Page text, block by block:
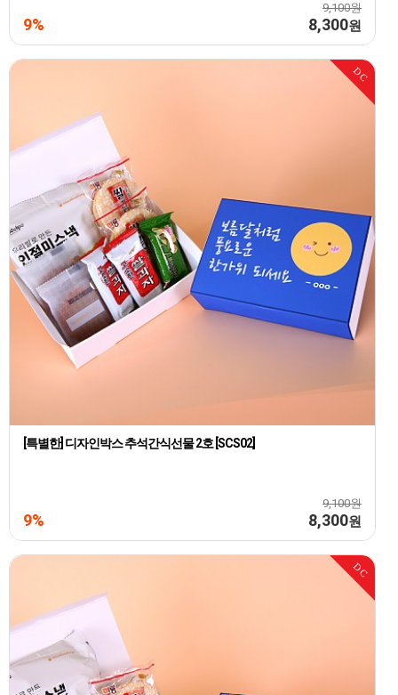
9,100원
9% 8,300원
DC
[특별한] 디자인박스 추석간식선물 2호 [SCS02]
9,100원
9% 8,300원
DC